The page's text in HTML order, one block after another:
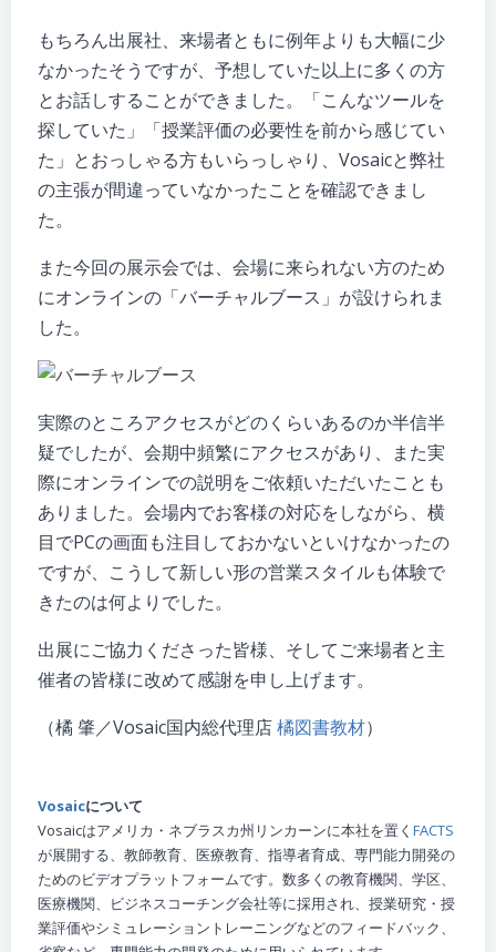
もちろん出展社、来場者ともに例年よりも大幅に少
なかったそうですが、予想していた以上に多くの方
とお話しすることができました。「こんなツールを
探していた」「授業評価の必要性を前から感じてい
た」とおっしゃる方もいらっしゃり、Vosaicと弊社
の主張が間違っていなかったことを確認できまし
た。
また今回の展示会では、会場に来られない方のため
にオンラインの「バーチャルブース」が設けられま
した。
実際のところアクセスがどのくらいあるのか半信半
疑でしたが、会期中頻繁にアクセスがあり、また実
際にオンラインでの説明をご依頼いただいたことも
ありました。会場内でお客様の対応をしながら、横
目でPCの画面も注目しておかないといけなかったの
ですが、こうして新しい形の営業スタイルも体験で
きたのは何よりでした。
出展にご協力くださった皆様、そしてご来場者と主
催者の皆様に改めて感謝を申し上げます。
（橘 肇／Vosaic国内総代理店橘図書教材）
Vosaicについて
Vosaicはアメリカ・ネブラスカ州リンカーンに本社を置く FACTS
が展開する、教師教育、医療教育、指導者育成、専門能力開発の
ためのビデオプラットフォームです。数多くの教育機関、学区、
医療機関、ビジネスコーチング会社等に採用され、授業研究・授
業評価やシミュレーショントレーニングなどのフィードバック、